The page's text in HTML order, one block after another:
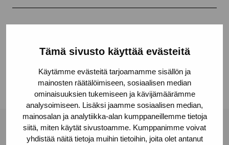
Tämä sivusto käyttää evästeitä
Käytämme evästeitä tarjoamamme sisällön ja
mainosten räätälöimiseen, sosiaalisen median
ominaisuuksien tukemiseen ja kävijämäärämme
analysoimiseen. Lisäksi jaamme sosiaalisen median,
mainosalan ja analytiikka-alan kumppaneillemme tietoja
siitä, miten käytät sivustoamme. Kumppanimme voivat
yhdistää näitä tietoja muihin tietoihin, joita olet antanut
Facebook
Pro Artibus -säätiö